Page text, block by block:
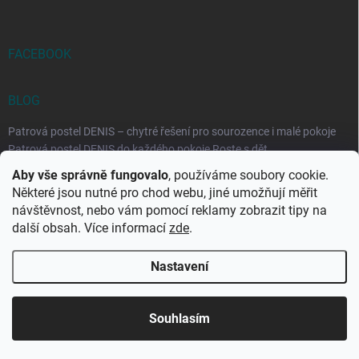
Aby vše správně fungovalo, používáme soubory cookie.
Některé jsou nutné pro chod webu, jiné umožňují měřit
návštěvnost, nebo vám pomocí reklamy zobrazit tipy na
další obsah. Více informací zde.
Nastavení
Souhlasím
FACEBOOK
BLOG
Patrová postel DENIS – chytré řešení pro sourozence i malé pokoje
Patrová postel DENIS do každého pokoje Roste s dět...
Rozkládací postele RELAX – ideální řešení pro malé prostory i
každodenní spaní
Rozkládací postel, která se přizpůsobí vašemu živo...
Copyright 2026DK-obchod.cz. Všechna práva vyhrazena.Upravit
nastavení cookies